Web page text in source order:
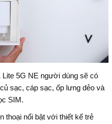
Lite 5G NE người dùng sẽ có
sạc, cáp sạc, ốp lưng dẻo và
SIM.
thoại nổi bật với thiết kế trẻ